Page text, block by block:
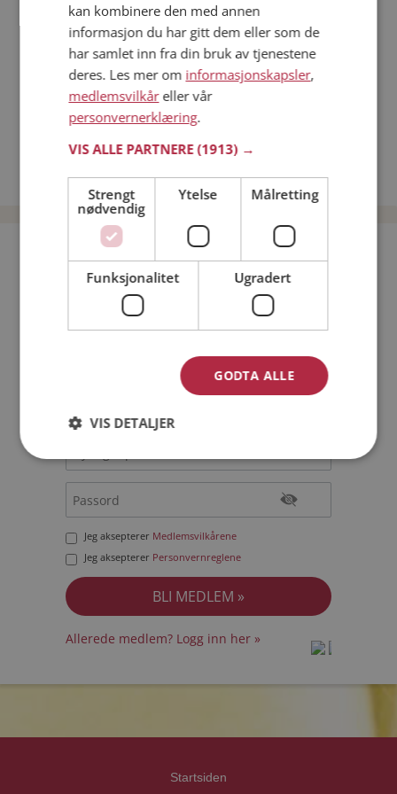
Dating på mobilen
Dating på Møteplassen
Nettdatingtips
Match Making på Møteplassen
Single synes
Date kvinner i Norge
Date menn i Norge
Bli medlem gratis!
Kvinne
Jeg aksepterer Medlemsvilkårene
Jeg aksepterer Personvernreglene
Allerede medlem? Logg inn her »
Startsiden
kan kombinere den med annen
informasjon du har gitt dem eller som de
har samlet inn fra din bruk av tjenestene
deres. Les mer om informasjonskapsler,
medlemsvilkåreller vår
personvernerklæring.
VIS ALLE PARTNERE(1913) →
Strengt
nødvendig
Ytelse Målretting
Funksjonalitet Ugradert
GODTA ALLE
VIS DETALJER